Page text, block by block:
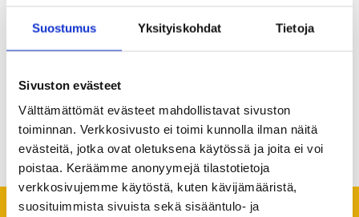
Suostumus Yksityiskohdat Tietoja
Sivuston evästeet
Välttämättömät evästeet mahdollistavat sivuston
toiminnan. Verkkosivusto ei toimi kunnolla ilman näitä
evästeitä, jotka ovat oletuksena käytössä ja joita ei voi
poistaa. Keräämme anonyymejä tilastotietoja
verkkosivujemme käytöstä, kuten kävijämääristä,
suosituimmista sivuista sekä sisääntulo- ja
pirkko.ruuskanen-parrukoski@kvs.fi, 050 563 4671
Jaa artikkeli